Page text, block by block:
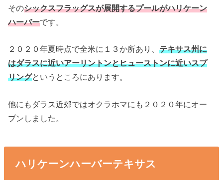
そのシックスフラッグスが展開するプールがハリケーン
ハーバーです。
２０２０年夏時点で全米に１３か所あり、テキサス州に
はダラスに近いアーリントンとヒューストンに近いスプ
リングというところにあります。
他にもダラス近郊ではオクラホマにも２０２０年にオー
プンしました。
ハリケーンハーバーテキサス